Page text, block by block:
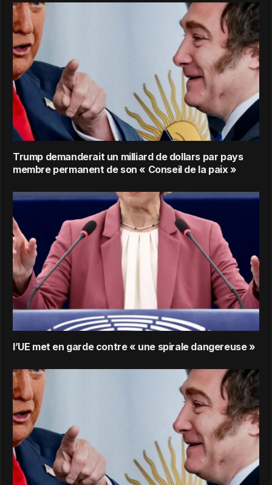
Trump demanderait un milliard de dollars par pays
membre permanent de son « Conseil de la paix »
l’UE met en garde contre « une spirale dangereuse »